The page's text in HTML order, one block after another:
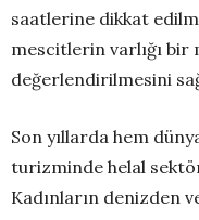
saatlerine dikkat
mescitlerin varlığı bir
değerlendirilmesini
Son yıllarda hem
turizminde helal
Kadınların denizden